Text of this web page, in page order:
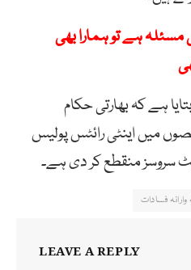
مسئلہ ہے تو ہمارا بھی
ہے کہ بھارتی حکام
میں اینٹی رائٹس پولیس
سروسز منقطع کر دی ہے۔
وارانہ فسادات
LEAVE A REPLY